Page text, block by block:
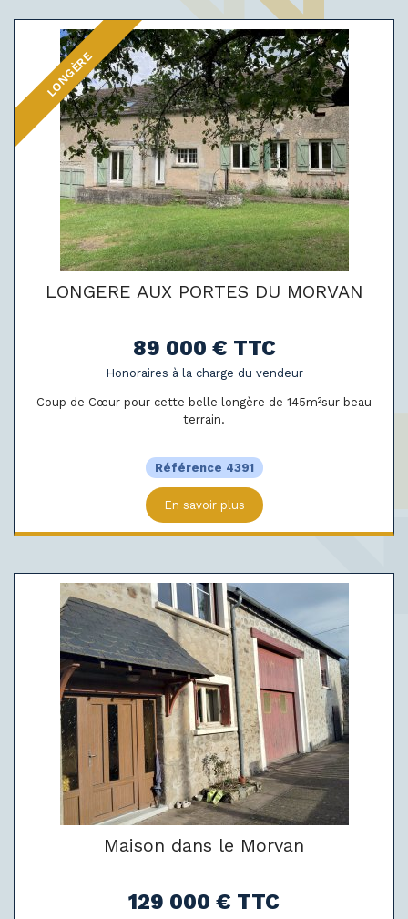
LONGÈRE
LONGERE AUX PORTES DU MORVAN
89 000 € TTC
Honoraires à la charge du vendeur
Coup de Cœur pour cette belle longère de 145m²sur beau
terrain.
Référence 4391
En savoir plus
Maison dans le Morvan
129 000 € TTC